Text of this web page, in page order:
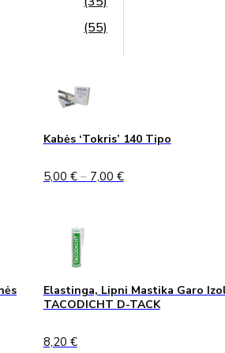
(55)
Kabės ‘Tokris’ 140 Tipo
5,00 € – 7,00 €Price
Elastinga, Lipni Mastika Garo
TACODICHT D-TACK
8,20 €